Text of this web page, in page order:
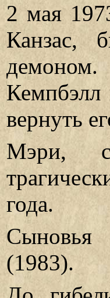
2 мая
Канзас,
Кемпбэлл
вернуть
Мэри,
года.
(1983).